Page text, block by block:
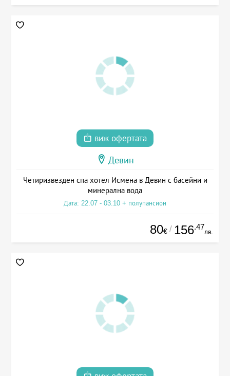
виж офертата
Девин
Четиризвезден спа хотел Исмена в Девин с басейни и
минерална вода
Дата: 22.07 - 03.10 + полупансион
80€ / 156.47
лв.